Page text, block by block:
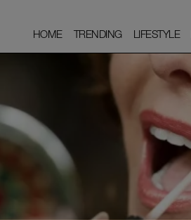
HOME
HOME TRENDING
TRENDING LIFESTYLE
LIFESTYLE